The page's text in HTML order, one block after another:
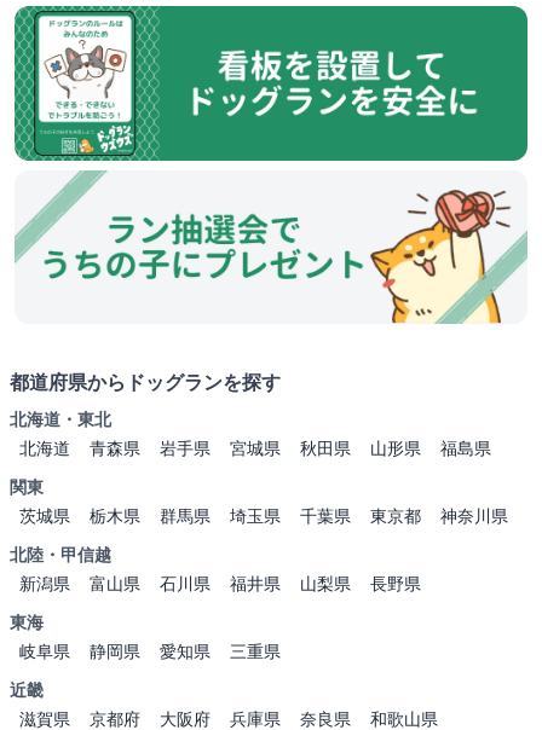
都道府県からドッグランを探す
北海道・東北
北海道
青森県 岩手県 宮城県 秋田県 山形県
福島県
関東
茨城県
栃木県 群馬県 埼玉県 千葉県 東京都
神奈川県
北陸・甲信越
新潟県
富山県 石川県 福井県 山梨県
長野県
東海
岐阜県
静岡県 愛知県
三重県
近畿
滋賀県
京都府 大阪府 兵庫県 奈良県
和歌山県